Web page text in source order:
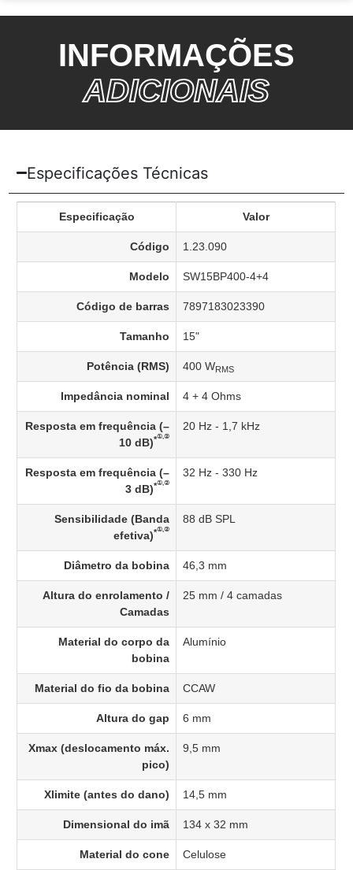
INFORMAÇÕES
ADICIONAIS
Especificações Técnicas
Especificação Valor
Código 1.23.090
Modelo SW15BP400-4+4
Código de barras 7897183023390
Tamanho 15"
Potência (RMS) 400 WRMS
Impedância nominal 4 + 4 Ohms
Resposta em frequência (–
10 dB)*①,②
20 Hz - 1,7 kHz
Resposta em frequência (–
3 dB)*①,②
32 Hz - 330 Hz
Sensibilidade (Banda
efetiva)*①,②
88 dB SPL
Diâmetro da bobina 46,3 mm
Altura do enrolamento /
Camadas
25 mm / 4 camadas
Material do corpo da
bobina
Alumínio
Material do fio da bobina CCAW
Altura do gap 6 mm
Xmax (deslocamento máx.
pico)
9,5 mm
Xlimite (antes do dano) 14,5 mm
Dimensional do imã 134 x 32 mm
Material do cone Celulose